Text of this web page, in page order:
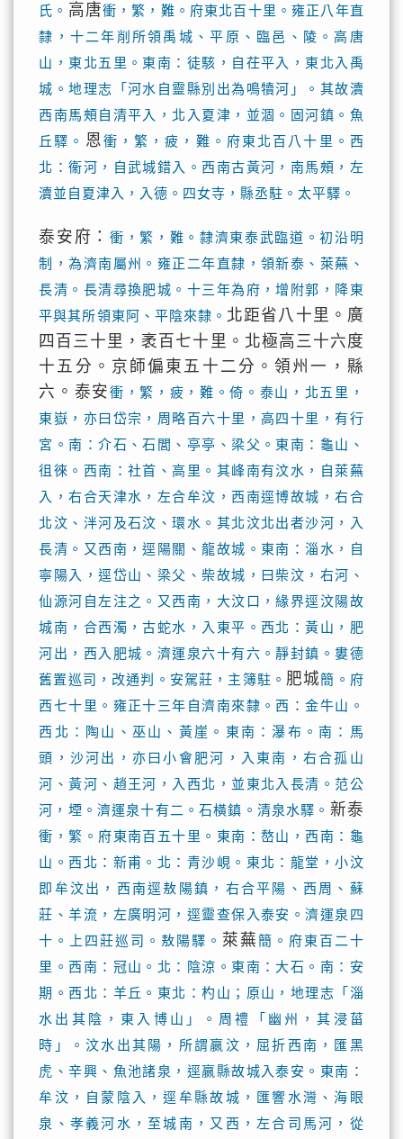
氏。 高唐衝，繁，難。府東北百十里。雍正八年直
隸，十二年削所領禹城、平原、臨邑、陵。高唐
山，東北五里。東南：徒駭，自茌平入，東北入禹
城。地理志「河水自靈縣別出為鳴犢河」。其故瀆
西南馬頰自清平入，北入夏津，並涸。固河鎮。魚
丘驛。 恩衝，繁，疲，難。府東北百八十里。西
北：衞河，自武城錯入。西南古黃河，南馬頰，左
瀆並自夏津入，入德。四女寺，縣丞駐。太平驛。
泰安府： 衝，繁，難。隸濟東泰武臨道。初沿明
制，為濟南屬州。雍正二年直隸，領新泰、萊蕪、
長清。長清尋換肥城。十三年為府，增附郭，降東
平與其所領東阿、平陰來隸。 北距省八十里。廣
四百三十里，袤百七十里。北極高三十六度
十五分。京師偏東五十二分。領州一，縣
六。泰安衝，繁，疲，難。倚。泰山，北五里，
東嶽，亦曰岱宗，周略百六十里，高四十里，有行
宮。南：介石、石閭、亭亭、梁父。東南：龜山、
徂徠。西南：社首、高里。其峰南有汶水，自萊蕪
入，右合天津水，左合牟汶，西南逕博故城，右合
北汶、泮河及石汶、環水。其北汶北出者沙河，入
長清。又西南，逕陽關、龍故城。東南：淄水，自
寧陽入，逕岱山、梁父、柴故城，曰柴汶，右河、
仙源河自左注之。又西南，大汶口，緣界逕汶陽故
城南，合西濁，古蛇水，入東平。西北：黃山，肥
河出，西入肥城。濟運泉六十有六。靜封鎮。婁德
舊置巡司，改通判。安駕莊，主簿駐。 肥城簡。府
西七十里。雍正十三年自濟南來隸。西：金牛山。
西北：陶山、巫山、黃崖。東南：瀑布。南：馬
頭，沙河出，亦曰小會肥河，入東南，右合孤山
河、黃河、趙王河，入西北，並東北入長清。范公
河，堙。濟運泉十有二。石橫鎮。清泉水驛。 新泰
衝，繁。府東南百五十里。東南：嶅山，西南：龜
山。西北：新甫。北：青沙峴。東北：龍堂，小汶
即牟汶出，西南逕敖陽鎮，右合平陽、西周、蘇
莊、羊流，左廣明河，逕靈查保入泰安。濟運泉四
十。上四莊巡司。敖陽驛。 萊蕪簡。府東百二十
里。西南：冠山。北：陰涼。東南：大石。南：安
期。西北：羊丘。東北：杓山；原山，地理志「淄
水出其陰，東入博山」。周禮「幽州，其浸菑
時」。汶水出其陽，所謂嬴汶，屈折西南，匯黑
虎、辛興、魚池諸泉，逕嬴縣故城入泰安。東南：
牟汶，自蒙陰入，逕牟縣故城，匯響水灣、海眼
泉、孝義河水，至城南，又西，左合司馬河，從